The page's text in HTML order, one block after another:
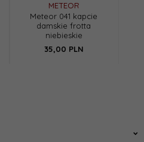
METEOR
Meteor 041 kapcie
damskie frotta
niebieskie
35,00 PLN